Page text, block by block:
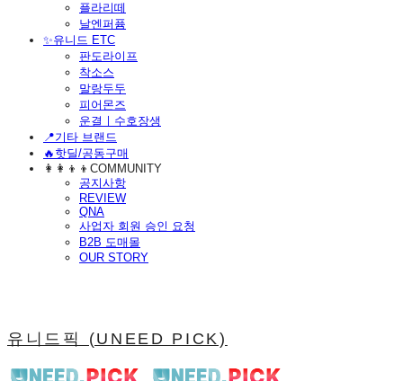
플라리떼
날엔퍼퓸
​✨유니드 ETC
판도라이프
착소스
말랑두두
피어몬즈
운결ㅣ수호장생
📍기타 브랜드
🔥핫딜/공동구매
👩‍👩‍👦‍👦COMMUNITY
공지사항
REVIEW
QNA
사업자 회원 승인 요청
B2B 도매몰
OUR STORY
유니드픽 (UNEED PICK)